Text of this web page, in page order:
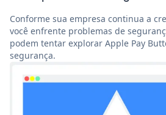
Conforme sua empresa continua a
você enfrente problemas de
podem tentar explorar Apple Pay
segurança.